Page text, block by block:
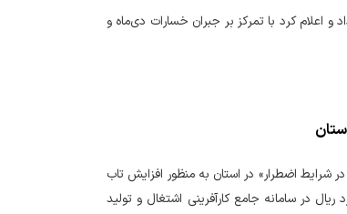
اعلام کرد با تمرکز بر جبران خسارات دی‌ماه و
شرایط اضطرار» در استان به منظور افزایش تاب
دیده از جنگ تاکنون ۱۲۱۸ درخواست تسهیلات حمایتی به مبلغ بیش از ۸۴۹۴ میلیارد ریال در سامانه جامع کارآفرینی اشتغال و تولید